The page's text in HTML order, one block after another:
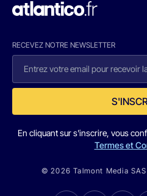
RECEVEZ NOTRE NEWSLETTER
En cliquant sur s'inscrire, vous
Termes et
© 2026 Talmont Media